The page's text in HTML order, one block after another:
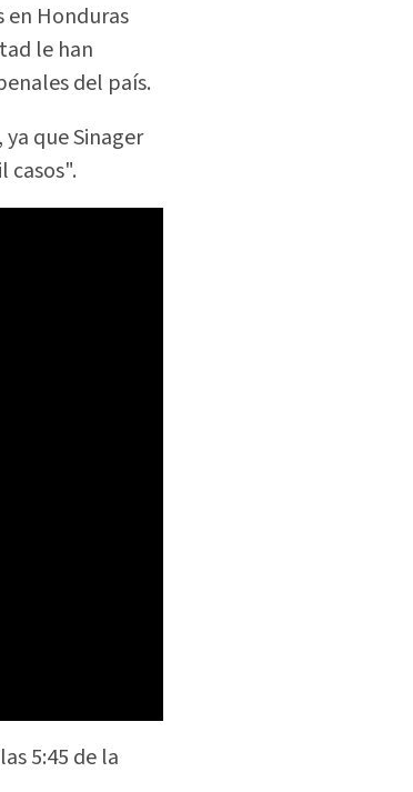
en Honduras
le han
del país.
que Sinager
casos".
5:45 de la